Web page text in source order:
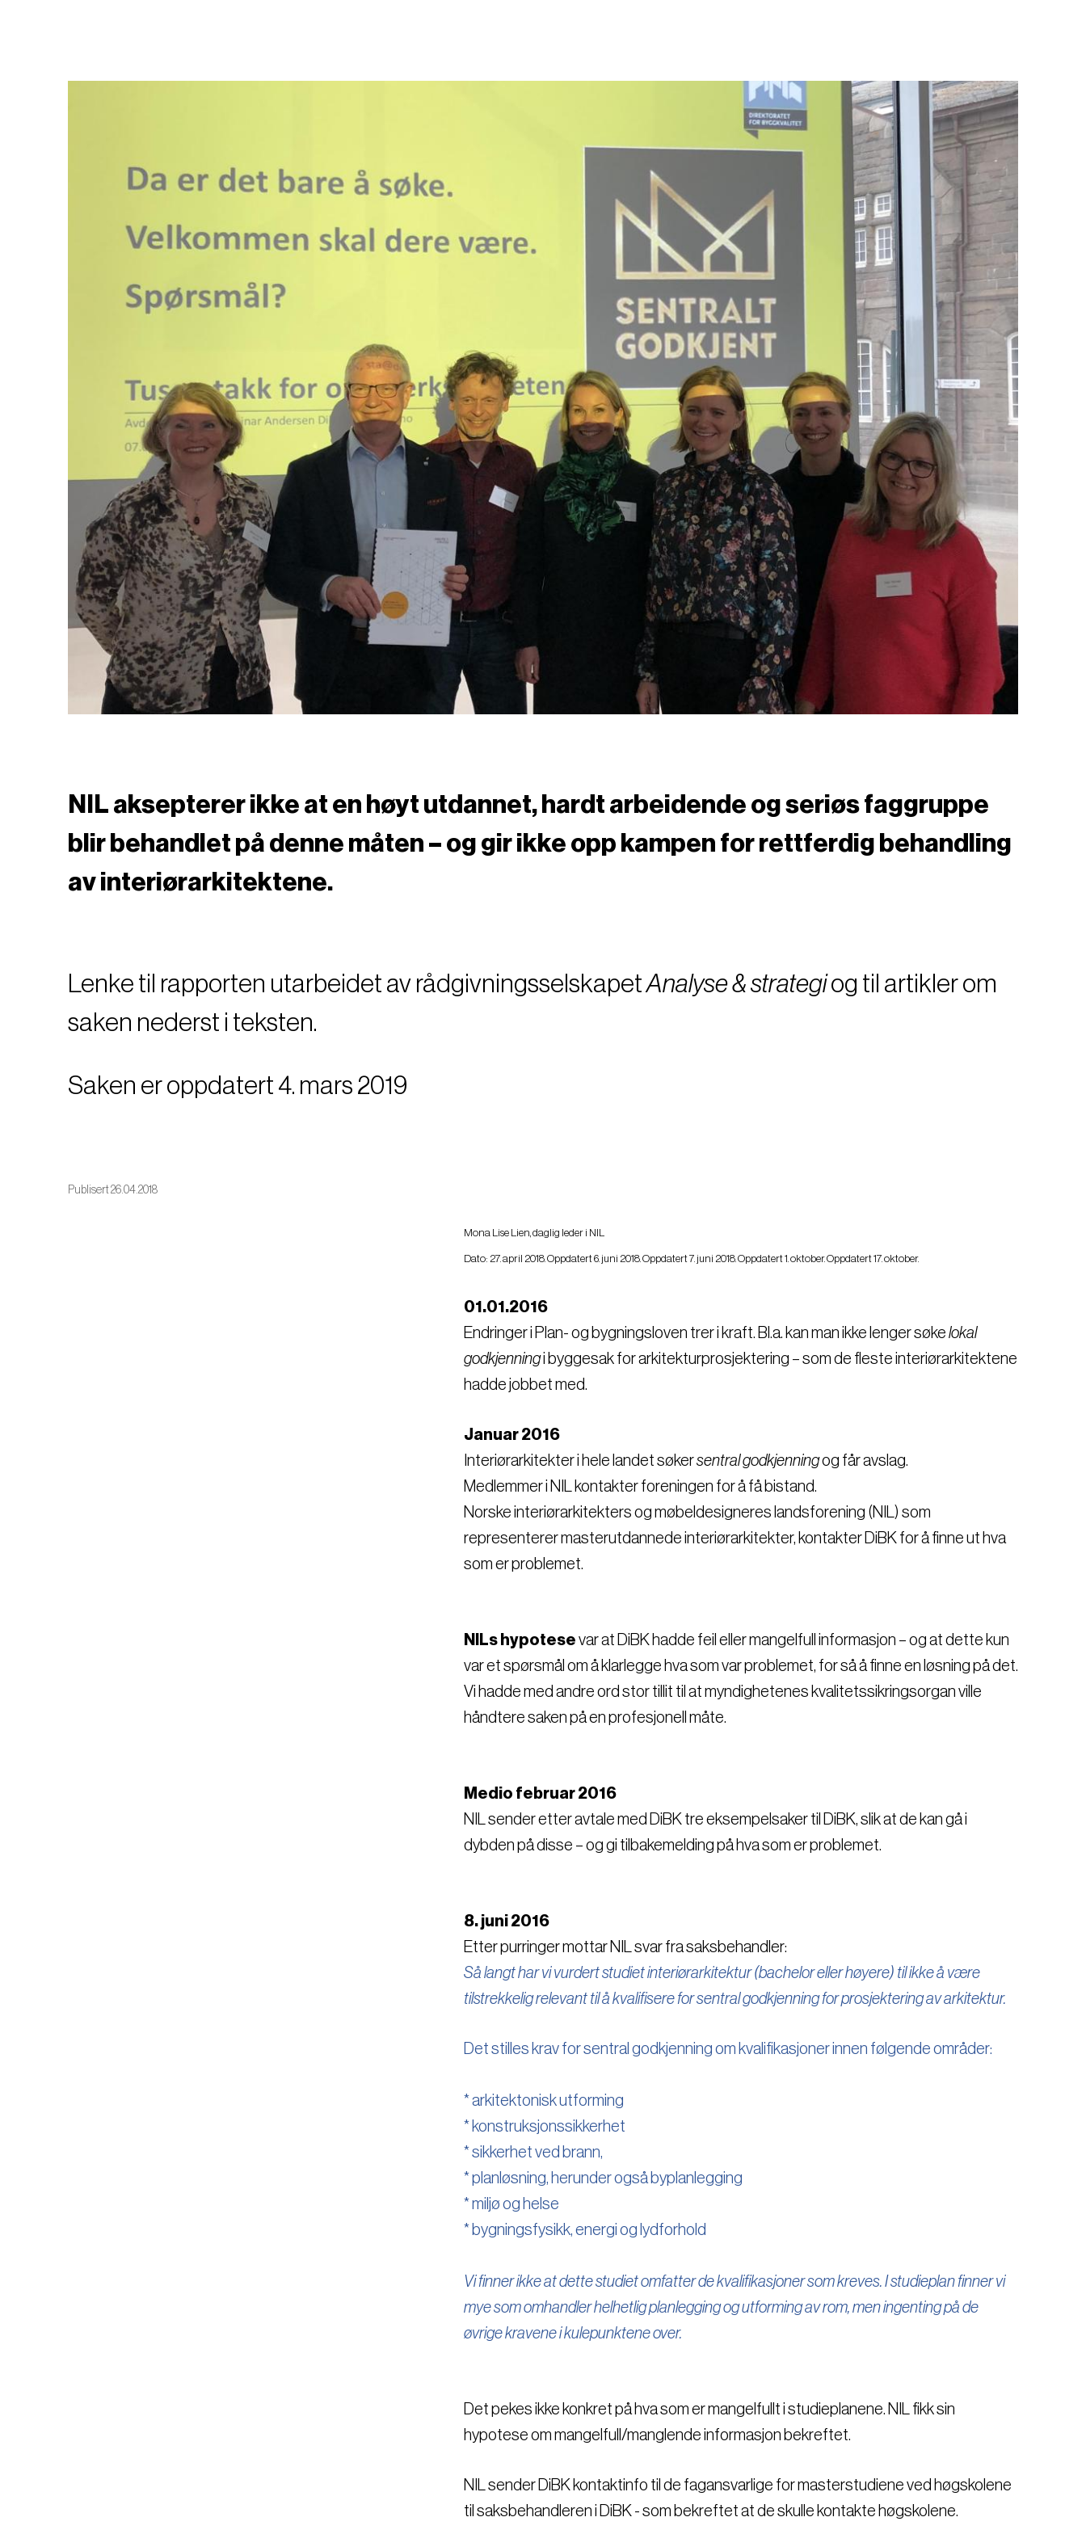
NIL aksepterer ikke at en høyt utdannet, hardt arbeidende og seriøs faggruppe
blir behandlet på denne måten – og gir ikke opp kampen for rettferdig behandling
av interiørarkitektene.
Lenke til rapporten utarbeidet av rådgivningsselskapetAnalyse & strategiog til artikler om
saken nederst i teksten.
Saken er oppdatert 4. mars 2019
Publisert 26.04.2018
Mona Lise Lien, daglig leder i NIL
Dato: 27. april 2018. Oppdatert 6. juni 2018. Oppdatert 7. juni 2018. Oppdatert 1. oktober. Oppdatert 17. oktober.
01.01.2016
Endringer i Plan- og bygningsloven trer i kraft. Bl.a. kan man ikke lenger søke lokal
godkjenningi byggesak for arkitekturprosjektering – som de fleste interiørarkitektene
hadde jobbet med.
Januar 2016
Interiørarkitekter i hele landet søkersentral godkjenningog får avslag.
Medlemmer i NIL kontakter foreningen for å få bistand.
Norske interiørarkitekters og møbeldesigneres landsforening (NIL) som
representerer masterutdannede interiørarkitekter, kontakter DiBK for å finne ut hva
som er problemet.
NILs hypotese var at DiBK hadde feil eller mangelfull informasjon – og at dette kun
var et spørsmål om å klarlegge hva som var problemet, for så å finne en løsning på det.
Vi hadde med andre ord stor tillit til at myndighetenes kvalitetssikringsorgan ville
håndtere saken på en profesjonell måte.
Medio februar 2016
NIL sender etter avtale med DiBK tre eksempelsaker til DiBK, slik at de kan gå i
dybden på disse – og gi tilbakemelding på hva som er problemet.
8. juni 2016
Etter purringer mottar NIL svar fra saksbehandler:
Så langt har vi vurdert studiet interiørarkitektur (bachelor eller høyere) til ikke å være
tilstrekkelig relevant til å kvalifisere for sentral godkjenning for prosjektering av arkitektur.
Det stilles krav for sentral godkjenning om kvalifikasjoner innen følgende områder:
* arkitektonisk utforming
* konstruksjonssikkerhet
* sikkerhet ved brann,
* planløsning, herunder også byplanlegging
* miljø og helse
* bygningsfysikk, energi og lydforhold
Vi finner ikke at dette studiet omfatter de kvalifikasjoner som kreves. I studieplan finner vi
mye som omhandler helhetlig planlegging og utforming av rom, men ingenting på de
øvrige kravene i kulepunktene over.
Det pekes ikke konkret på hva som er mangelfullt i studieplanene. NIL fikk sin
hypotese om mangelfull/manglende informasjon bekreftet.
NIL sender DiBK kontaktinfo til de fagansvarlige for masterstudiene ved høgskolene
til saksbehandleren i DiBK - som bekreftet at de skulle kontakte høgskolene.